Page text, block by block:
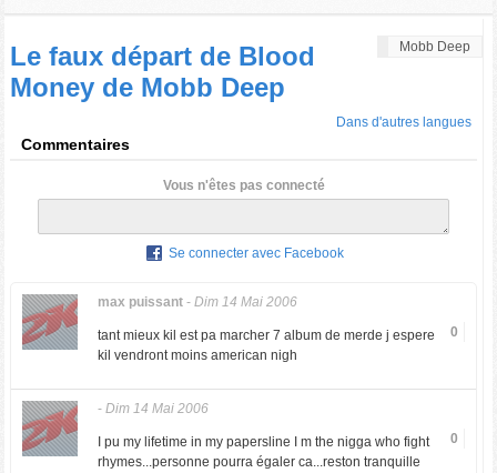
Mobb Deep
Le faux départ de Blood
Money de Mobb Deep
Dans d'autres langues
Commentaires
Vous n'êtes pas connecté
Se connecter avec Facebook
max puissant- Dim 14 Mai 2006
0
tant mieux kil est pa marcher 7 album de merde j espere
kil vendront moins american nigh
- Dim 14 Mai 2006
0
I pu my lifetime in my papersline I m the nigga who fight
rhymes...personne pourra égaler ca...reston tranquille